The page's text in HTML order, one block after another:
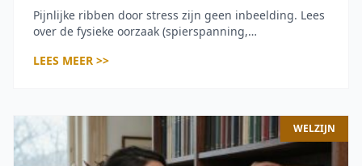
Pijnlijke ribben door stress zijn geen inbeelding. Lees
over de fysieke oorzaak (spierspanning,
en 3 stappen om de pijn te verlichten.
LEES MEER >>
WELZIJN